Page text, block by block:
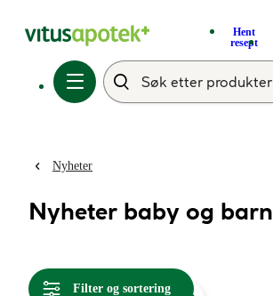
Hent
resept
Nyheter
Nyheter baby og barn
Filter og sortering